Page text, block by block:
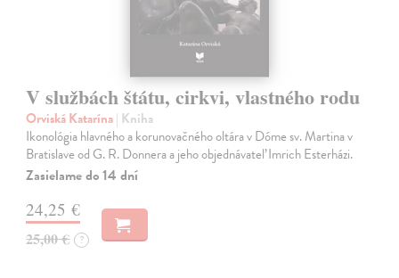
V službách štátu, cirkvi, vlastného rodu
Orviská Katarína| Kniha
Ikonológia hlavného a korunovačného oltára v Dóme sv. Martina v
Bratislave od G. R. Donnera a jeho objednávateľ Imrich Esterházi.
Zasielame do 14 dní
24,25 €
25,00 € ?